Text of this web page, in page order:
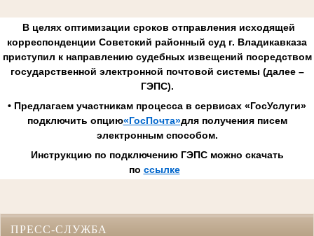
В целях оптимизации сроков отправления исходящей
корреспонденции Советский районный суд г. Владикавказа
приступил к направлению судебных извещений посредством
государственной электронной почтовой системы (далее –
ГЭПС).
• Предлагаем участникам процесса в сервисах «ГосУслуги»
подключить опцию«ГосПочта»для получения писем
электронным способом.
Инструкцию по подключению ГЭПС можно скачать
по ссылке
ПРЕСС-СЛУЖБА